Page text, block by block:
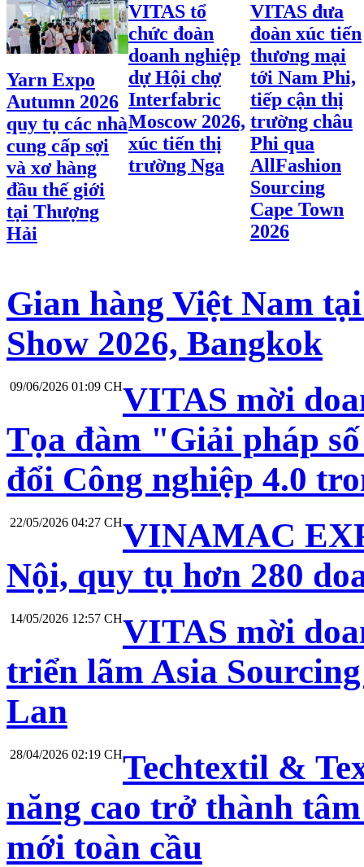
Yarn Expo
Autumn 2026
quy tụ các nhà
cung cấp sợi
và xơ hàng
đầu thế giới
tại Thượng
Hải
VITAS tổ
chức đoàn
doanh nghiệp
dự Hội chợ
Interfabric
Moscow 2026,
xúc tiến thị
trường Nga
VITAS đưa
đoàn xúc tiến
thương mại
tới Nam Phi,
tiếp cận thị
trường châu
Phi qua
AllFashion
Sourcing
Cape Town
2026
Gian hàng Việt Nam
Show 2026, Bangkok
09/06/2026 01:09 CHVITAS mời
Tọa đàm "Giải pháp
đổi Công nghiệp 4.0
22/05/2026 04:27 CHVINAMAC
Nội, quy tụ hơn 280
14/05/2026 12:57 CHVITAS mời
triển lãm Asia
Lan
28/04/2026 02:19 CHTechtextil &
năng cao trở thành
mới toàn cầu